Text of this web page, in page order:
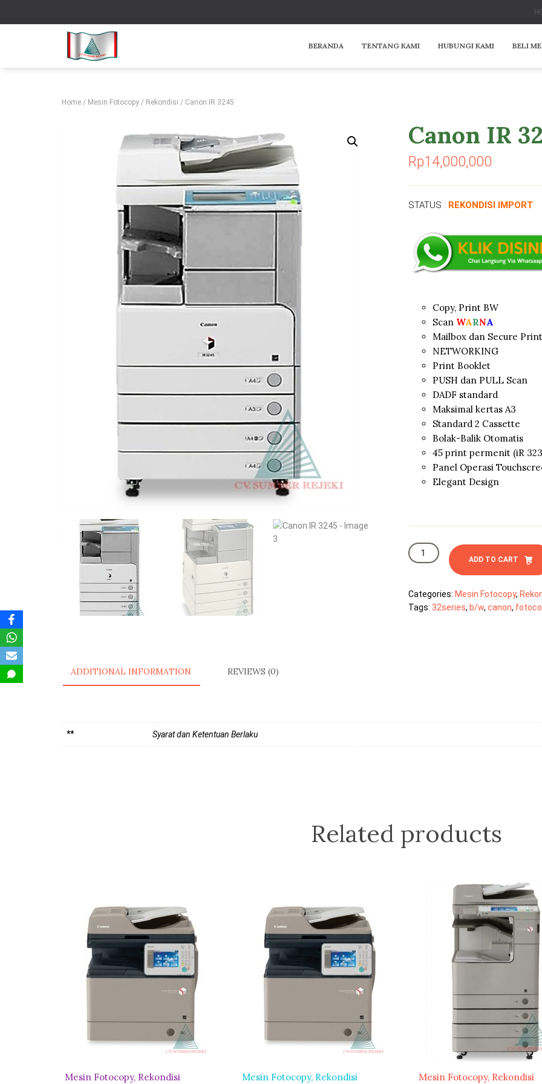
BERANDA TENTANG KAMI HUBUNGI KAMI BELI
Home / Mesin Fotocopy / Rekondisi / Canon IR 3245
Canon IR
Rp14,000,000
STATUS : REKONDISI IMPORT
Copy, Print BW
Scan WARNA
Mailbox dan Secure Print
NETWORKING
Print Booklet
PUSH dan PULL Scan
DADF standard
Maksimal kertas A3
Standard 2 Cassette
Bolak-Balik Otomatis
45 print permenit (iR
Panel Operasi
Elegant Design
Canon
IR
ADD TO CART
Categories: Mesin Fotocopy,
Tags: 32series, b/w, canon,
ADDITIONAL INFORMATION REVIEWS (0)
** Syarat dan Ketentuan Berlaku
Related products
Mesin Fotocopy Rekondisi Mesin Fotocopy Rekondisi Mesin Fotocopy Rekondisi